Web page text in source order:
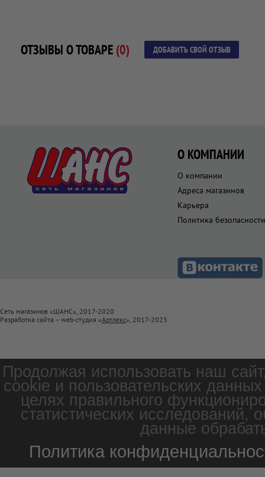
ОТЗЫВЫ О ТОВАРЕ (0) ДОБАВИТЬ СВОЙ ОТЗЫВ
О КОМПАНИИ
О компании
Адреса магазинов
Карьера
Политика безопасности
Сеть магазинов «ШАНС», 2017-2020
Разработка сайта – web-студия «Артлекс», 2017-2023
Продолжая использовать наш
cookie и пользовательских
целях правильного
статистических
данные
Политика